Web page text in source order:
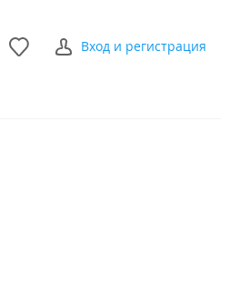
Вход и регистрация